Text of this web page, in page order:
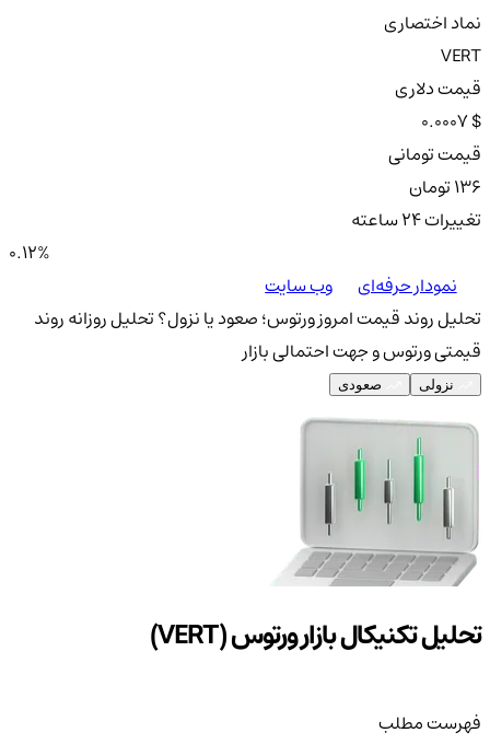
نماد اختصاری
VERT
قیمت دلاری
0.0007 $
قیمت تومانی
136 تومان
تغییرات ۲۴ ساعته
0.12%
نمودار حرفه‌ای
وب سایت
تحلیل روند قیمت امروز ورتوس؛ صعود یا نزول؟تحلیل روزانه روند
قیمتی ورتوس و جهت احتمالی بازار
نزولی صعودی
تحلیل تکنیکال بازار ورتوس (VERT)
فهرست مطلب